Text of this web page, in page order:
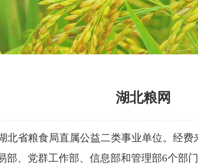
湖北粮网
北省粮食局直属公益二类事业单位。经费
部、党群工作部、信息部和管理部6个部